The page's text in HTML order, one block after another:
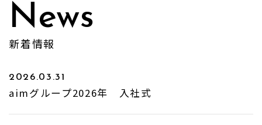
News
新着情報
2026.03.31
aimグループ2026年 入社式